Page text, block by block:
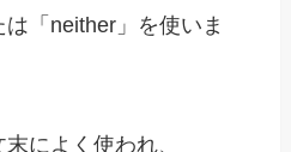
「neither」を使いま
によく使われ、